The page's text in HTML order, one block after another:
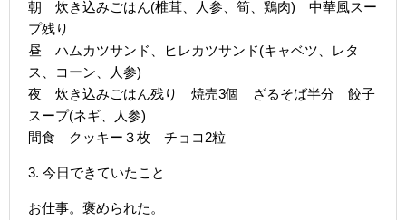
朝 炊き込みごはん(椎茸、人参、筍、鶏肉) 中華風スー
プ残り
昼 ハムカツサンド、ヒレカツサンド(キャベツ、レタ
ス、コーン、人参)
夜 炊き込みごはん残り 焼売3個 ざるそば半分 餃子
スープ(ネギ、人参)
間食 クッキー３枚 チョコ2粒
3. 今日できていたこと
お仕事。褒められた。